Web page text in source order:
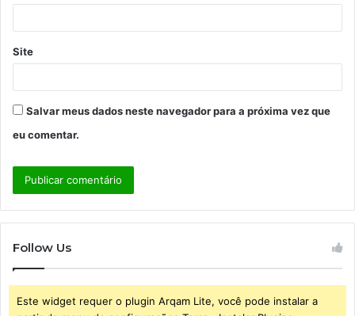
*
Site
Salvar meus dados neste navegador para a próxima vez que
eu comentar.
Follow Us
Este widget requer o plugin Arqam Lite, você pode instalar a